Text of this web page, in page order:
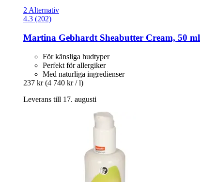
2 Alternativ
4.3 (202)
Martina Gebhardt Sheabutter Cream, 50 ml
För känsliga hudtyper
Perfekt för allergiker
Med naturliga ingredienser
237 kr (4 740 kr / l)
Leverans till 17. augusti